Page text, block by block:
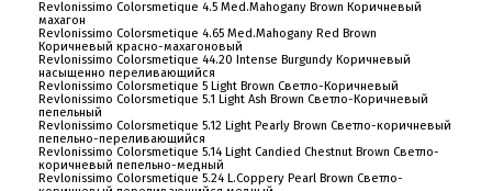
Revlonissimo Colorsmetique 4.5 Med.Mahogany Brown Коричневый
махагон
Revlonissimo Colorsmetique 4.65 Med.Mahogany Red Brown
Коричневый красно-махагоновый
Revlonissimo Colorsmetique 44.20 Intense Burgundy Коричневый
насыщенно переливающийся
Revlonissimo Colorsmetique 5 Light Brown Светло-Коричневый
Revlonissimo Colorsmetique 5.1 Light Ash Brown Светло-Коричневый
пепельный
Revlonissimo Colorsmetique 5.12 Light Pearly Brown Светло-коричневый
пепельно-переливающийся
Revlonissimo Colorsmetique 5.14 Light Candied Chestnut Brown Светло-
коричневый пепельно-медный
Revlonissimo Colorsmetique 5.24 L.Coppery Pearl Brown Светло-